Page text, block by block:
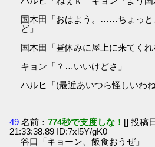
国木田「おはよう。……ちょっと
ど」
国木田「昼休みに屋上に来てく
キョン「？…いいけどさ」
ハルヒ「(最近あいつら怪しいわ
49 名前：774秒で支度しな！ [] 投稿
21:33:38.89 ID:7xl5Y/gK0
谷口「キョーン、飯食おうぜ」